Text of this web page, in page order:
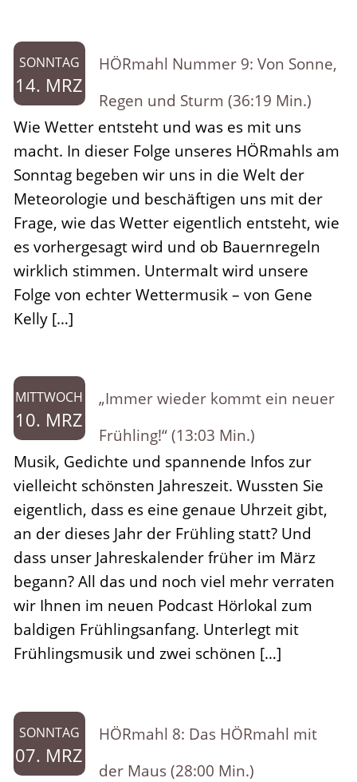
SONNTAG
14. MRZ
HÖRmahl Nummer 9: Von Sonne,
Regen und Sturm (36:19 Min.)
Wie Wetter entsteht und was es mit uns
macht. In dieser Folge unseres HÖRmahls am
Sonntag begeben wir uns in die Welt der
Meteorologie und beschäftigen uns mit der
Frage, wie das Wetter eigentlich entsteht, wie
es vorhergesagt wird und ob Bauernregeln
wirklich stimmen. Untermalt wird unsere
Folge von echter Wettermusik – von Gene
Kelly […]
MITTWOCH
10. MRZ
„Immer wieder kommt ein neuer
Frühling!“ (13:03 Min.)
Musik, Gedichte und spannende Infos zur
vielleicht schönsten Jahreszeit. Wussten Sie
eigentlich, dass es eine genaue Uhrzeit gibt,
an der dieses Jahr der Frühling statt? Und
dass unser Jahreskalender früher im März
begann? All das und noch viel mehr verraten
wir Ihnen im neuen Podcast Hörlokal zum
baldigen Frühlingsanfang. Unterlegt mit
Frühlingsmusik und zwei schönen […]
SONNTAG
07. MRZ
HÖRmahl 8: Das HÖRmahl mit
der Maus (28:00 Min.)